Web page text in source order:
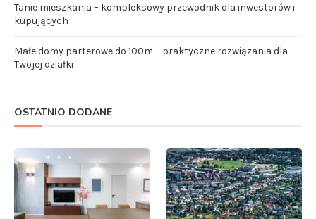
Tanie mieszkania – kompleksowy przewodnik dla inwestorów i
kupujących
Małe domy parterowe do 100m – praktyczne rozwiązania dla
Twojej działki
OSTATNIO DODANE